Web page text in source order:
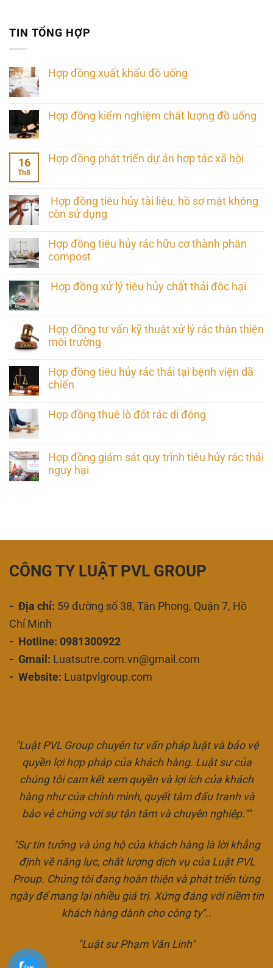
TIN TỔNG HỢP
Hợp đồng xuất khẩu đồ uống
Hợp đồng kiểm nghiệm chất lượng đồ uống
16
Th8
Hợp đồng phát triển dự án hợp tác xã hội
Hợp đồng tiêu hủy tài liệu, hồ sơ mật không
còn sử dụng
Hợp đồng tiêu hủy rác hữu cơ thành phân
compost
Hợp đồng xử lý tiêu hủy chất thải độc hại
Hợp đồng tư vấn kỹ thuật xử lý rác thân thiện
môi trường
Hợp đồng tiêu hủy rác thải tại bệnh viện dã
chiến
Hợp đồng thuê lò đốt rác di động
Hợp đồng giám sát quy trình tiêu hủy rác thải
nguy hại
CÔNG TY LUẬT PVL GROUP
- Địa chỉ: 59 đường số 38, Tân Phong, Quận 7, Hồ
Chí Minh
- Hotline: 0981300922
- Gmail: Luatsutre.com.vn@gmail.com
- Website: Luatpvlgroup.com
"Luật PVL Group chuyên tư vấn pháp luật và bảo vệ
quyền lợi hợp pháp của khách hàng. Luật sư của
chúng tôi cam kết xem quyền và lợi ích của khách
hàng như của chính mình, quyết tâm đấu tranh và
bảo vệ chúng với sự tận tâm và chuyên nghiệp.""
"Sự tin tưởng và ủng hộ của khách hàng là lời khẳng
định về năng lực, chất lượng dịch vụ của Luật PVL
Proup. Chúng tôi đang hoàn thiện và phát triển từng
ngày để mang lại nhiều giá trị. Xứng đáng với niềm tin
khách hàng dành cho công ty"..
"Luật sư Phạm Văn Linh"